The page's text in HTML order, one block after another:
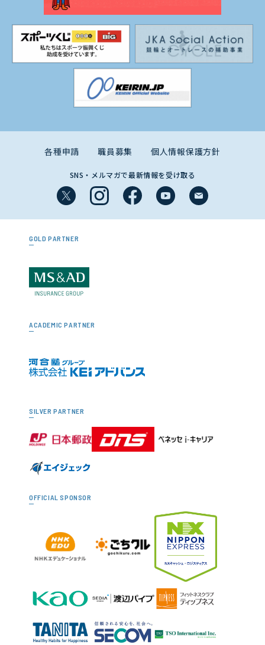
各種申請 職員募集 個人情報保護方針
SNS・メルマガで最新情報を受け取る
GOLD PARTNER
ACADEMIC PARTNER
SILVER PARTNER
OFFICIAL SPONSOR